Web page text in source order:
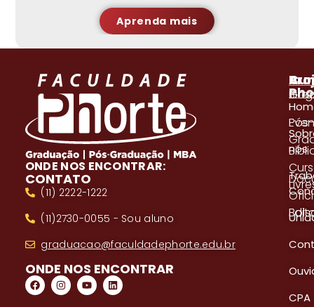
Aprenda mais
ONDE NOS ENCONTRAR:
CONTATO
(11) 2222-1222
(11)2730-0055 - Sou aluno
graduacao@faculdadephorte.edu.br
ONDE NOS ENCONTRAR
A
nós
CPA
Pós-